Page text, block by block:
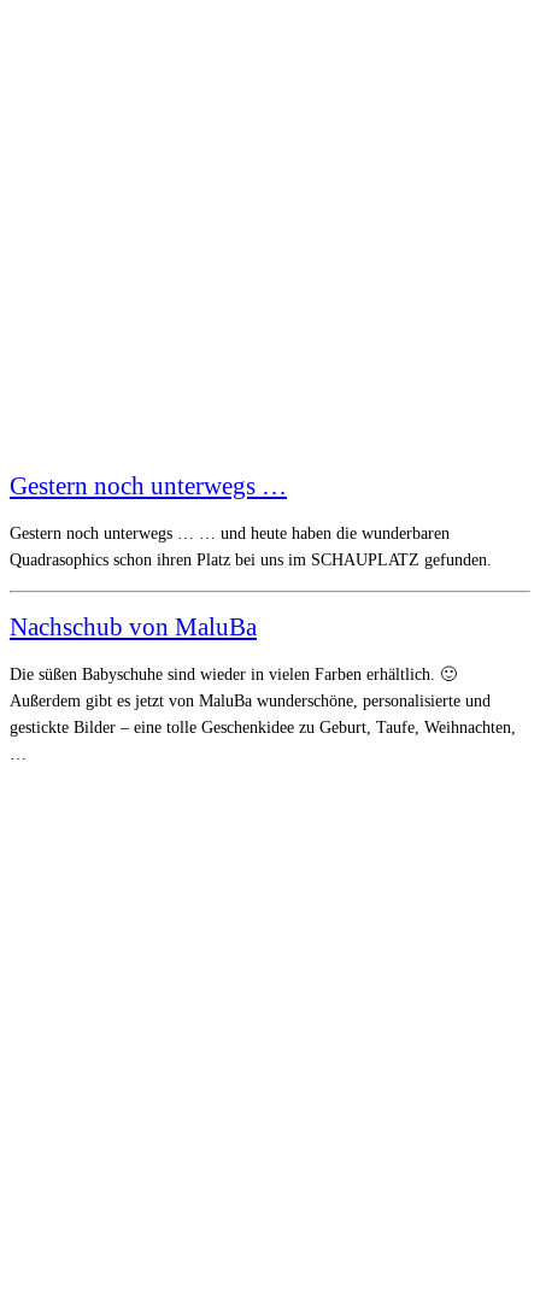
Gestern noch unterwegs …
Gestern noch unterwegs … … und heute haben die wunderbaren
Quadrasophics schon ihren Platz bei uns im SCHAUPLATZ gefunden.
Nachschub von MaluBa
Die süßen Babyschuhe sind wieder in vielen Farben erhältlich. 🙂
Außerdem gibt es jetzt von MaluBa wunderschöne, personalisierte und
gestickte Bilder – eine tolle Geschenkidee zu Geburt, Taufe, Weihnachten,